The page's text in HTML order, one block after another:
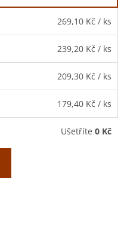
269,10 Kč / ks
239,20 Kč / ks
209,30 Kč / ks
179,40 Kč / ks
Ušetříte 0 Kč